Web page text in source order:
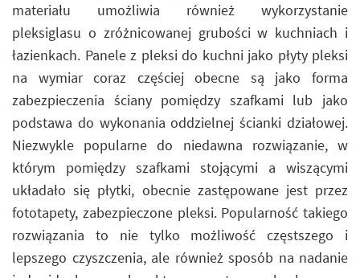
materiału umożliwia również wykorzystanie
pleksiglasu o zróżnicowanej grubości w kuchniach i
łazienkach. Panele z pleksi do kuchni jako płyty pleksi
na wymiar coraz częściej obecne są jako forma
zabezpieczenia ściany pomiędzy szafkami lub jako
podstawa do wykonania oddzielnej ścianki działowej.
Niezwykle popularne do niedawna rozwiązanie, w
którym pomiędzy szafkami stojącymi a wiszącymi
układało się płytki, obecnie zastępowane jest przez
fototapety, zabezpieczone pleksi. Popularność takiego
rozwiązania to nie tylko możliwość częstszego i
lepszego czyszczenia, ale również sposób na nadanie